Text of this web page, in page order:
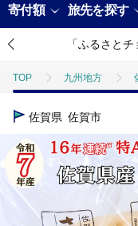
寄付額 旅先を探す
「ふるさと
TOP 九州地方
TOP
米・穀物 米
TOP 米・穀物 米
TOP
佐賀県 佐賀市